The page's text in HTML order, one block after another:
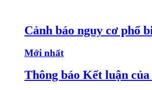
Cảnh báo nguy cơ phổ
Mới nhất
Thông báo Kết luận